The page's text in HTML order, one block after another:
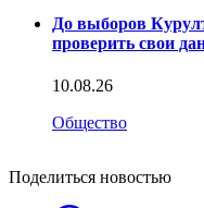
До выборов
проверить свои
10.08.26
Общество
Поделиться новостью